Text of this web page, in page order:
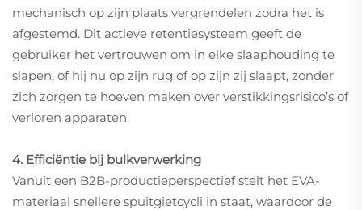
mechanisch op zijn plaats vergrendelen zodra het is
afgestemd. Dit actieve retentiesysteem geeft de
gebruiker het vertrouwen om in elke slaaphouding te
slapen, of hij nu op zijn rug of op zijn zij slaapt, zonder
zich zorgen te hoeven maken over verstikkingsrisico’s of
verloren apparaten.
4. Efficiëntie bij bulkverwerking
Vanuit een B2B-productieperspectief stelt het EVA-
materiaal snellere spuitgietcycli in staat, waardoor de